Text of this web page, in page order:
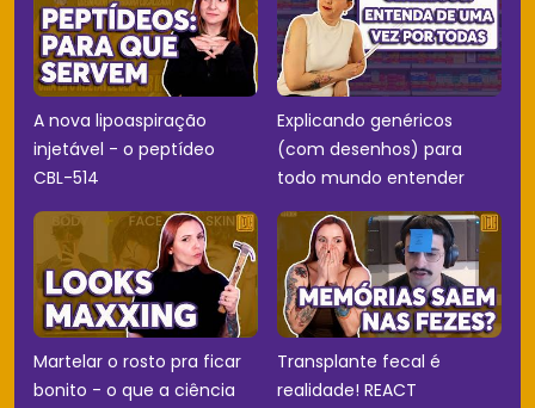
A nova lipoaspiração
injetável - o peptídeo
CBL-514
Explicando genéricos
(com desenhos) para
todo mundo entender
Martelar o rosto pra ficar
bonito - o que a ciência
Transplante fecal é
realidade! REACT